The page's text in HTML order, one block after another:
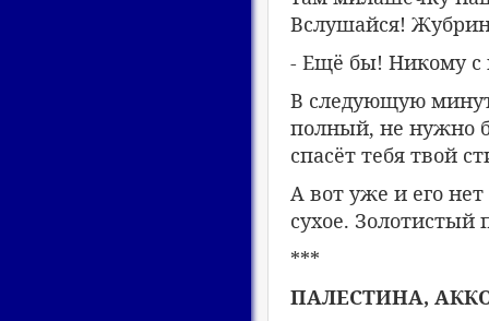
Вслушайся!
- Ещё бы! Никому с
В следующую
полный, не нужно
спасёт тебя твой
А вот уже и его
сухое. Золотистый
***
ПАЛЕСТИНА,